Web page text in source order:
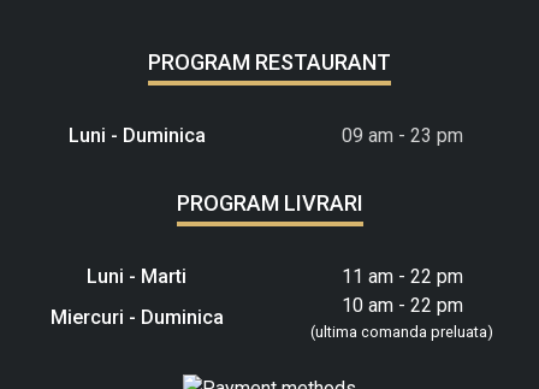
PROGRAM RESTAURANT
Luni - Duminica 09 am - 23 pm
PROGRAM LIVRARI
Luni - Marti
11 am - 22 pm
Miercuri - Duminica
10 am - 22 pm
(ultima comanda preluata)